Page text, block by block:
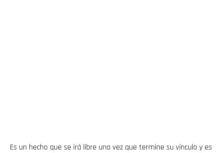
Es un hecho que se irá libre una vez que termine su vínculo y es